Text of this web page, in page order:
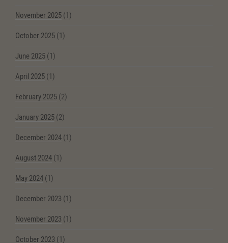
November 2025 (1)
October 2025 (1)
June 2025 (1)
April 2025 (1)
February 2025 (2)
January 2025 (2)
December 2024 (1)
August 2024 (1)
May 2024 (1)
December 2023 (1)
November 2023 (1)
October 2023 (1)